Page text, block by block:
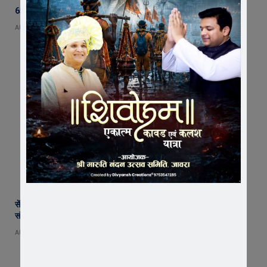
65 हजार रुपए भाड़ा न देने का आरोप, ट्रक चालक ने एसडीएम को सौंपा ज्ञापन
AUGUST 5, 2026
सेंट पॉल्स कॉन्वेंट स्कूल में छात्र परिषद का शपथ ग्रहण समारोह गरिमामय माहौल में
संपन्न
AUGUST 5, 2026